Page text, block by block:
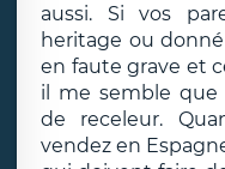
aussi. Si vos
heritage ou
en faute grave et
il me semble
de receleur.
vendez en